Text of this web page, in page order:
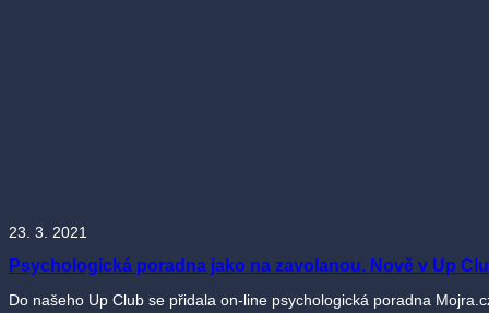
23. 3. 2021
Psychologická poradna jako na zavolanou. Nově v Up
Do našeho Up Club se přidala on-line psychologická poradna